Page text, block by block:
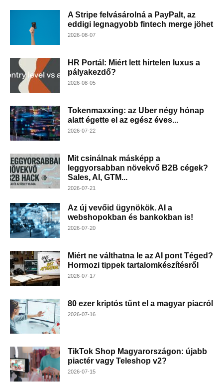
A Stripe felvásárolná a PayPalt, az
eddigi legnagyobb fintech merge jöhet
2026-08-07
HR Portál: Miért lett hirtelen luxus a
pályakezdő?
2026-08-05
Tokenmaxxing: az Uber négy hónap
alatt égette el az egész éves...
2026-07-22
Mit csinálnak másképp a
leggyorsabban növekvő B2B cégek?
Sales, AI, GTM...
2026-07-21
Az új vevőid ügynökök. AI a
webshopokban és bankokban is!
2026-07-20
Miért ne válthatna le az AI pont Téged?
Hormozi tippek tartalomkészítésről
2026-07-17
80 ezer kriptós tűnt el a magyar piacról
2026-07-16
TikTok Shop Magyarországon: újabb
piactér vagy Teleshop v2?
2026-07-15